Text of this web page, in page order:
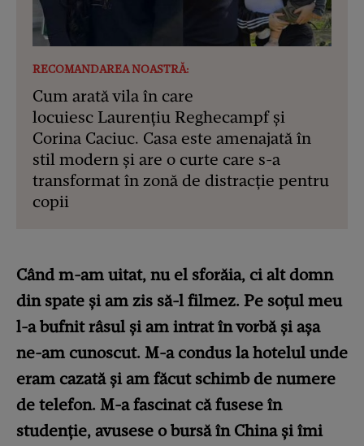
RECOMANDAREA NOASTRĂ:
Cum arată vila în care
locuiesc Laurențiu Reghecampf și
Corina Caciuc. Casa este amenajată în
stil modern și are o curte care s-a
transformat în zonă de distracție pentru
copii
Când m-am uitat, nu el sforăia, ci alt domn
din spate și am zis să-l filmez. Pe soțul meu
l-a bufnit râsul și am intrat în vorbă și așa
ne-am cunoscut. M-a condus la hotelul unde
eram cazată și am făcut schimb de numere
de telefon. M-a fascinat că fusese în
studenție, avusese o bursă în China și îmi